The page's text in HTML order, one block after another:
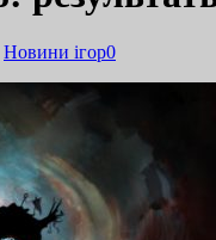
Новини ігор0